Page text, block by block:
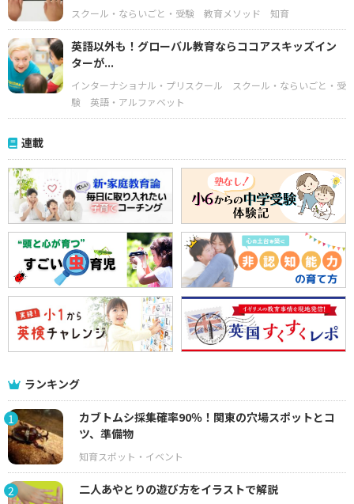
スクール・ならいごと・受験 教育メソッド 知育
英語以外も！グローバル教育ならココアスキッズイン
ターが...
インターナショナル・プリスクール
スクール・ならいごと・受
験
英語・アルファベット
連載
ランキング
1
カブトムシ採集確率90％！関東の穴場スポットとコ
ツ、準備物
2 二人あやとりの遊び方をイラストで解説